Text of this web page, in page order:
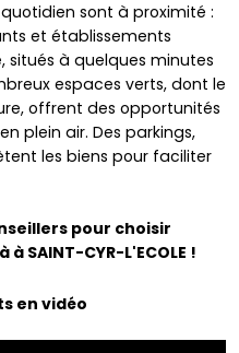
sont à proximité :
et établissements
situés à quelques minutes
espaces verts, dont le
offrent des opportunités
plein air. Des parkings,
les biens pour faciliter
pour choisir
SAINT-CYR-L'ECOLE !
en vidéo